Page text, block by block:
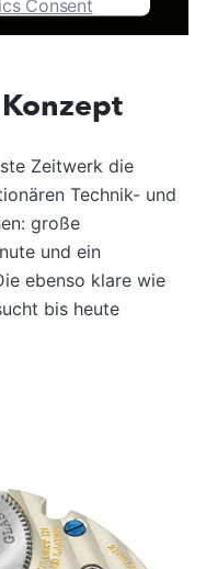
Consent
Zeitwerk die
Technik- und
große
und ein
ebenso klare wie
bis heute